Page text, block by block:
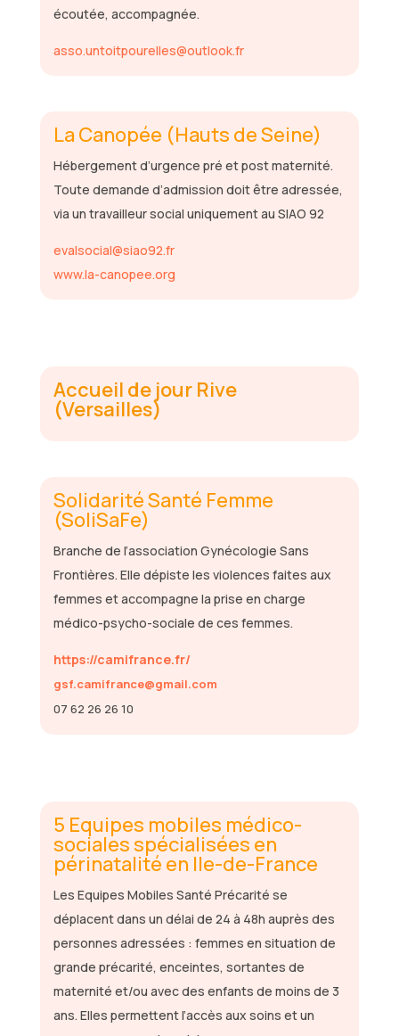
écoutée, accompagnée.
asso.untoitpourelles@outlook.fr
La Canopée (Hauts de Seine)
Hébergement d’urgence pré et post maternité.
Toute demande d’admission doit être adressée,
via un travailleur social uniquement au SIAO 92
evalsocial@siao92.fr
www.la-canopee.org
Accueil de jour Rive
(Versailles)
Solidarité Santé Femme
(SoliSaFe)
Branche de l’association Gynécologie Sans
Frontières. Elle dépiste les violences faites aux
femmes et accompagne la prise en charge
médico-psycho-sociale de ces femmes.
https://camifrance.fr/
gsf.camifrance@gmail.com
07 62 26 26 10
5 Equipes mobiles médico-
sociales spécialisées en
périnatalité en Ile-de-France
Les Equipes Mobiles Santé Précarité se
déplacent dans un délai de 24 à 48h auprès des
personnes adressées : femmes en situation de
grande précarité, enceintes, sortantes de
maternité et/ou avec des enfants de moins de 3
ans. Elles permettent l’accès aux soins et un